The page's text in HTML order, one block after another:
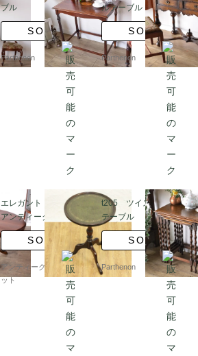
ブル
SOLD
Parthenon
ルテーブル
SOLD
Parthenon
エレガント イギリス製
アンティーク 革張りワ
インテーブル サイドテ
ーブル 小ぶり インテリ
ア
SOLD
アンティークブルーパロ
ット
t205 ツイストネスト
テーブル
SOLD
Parthenon